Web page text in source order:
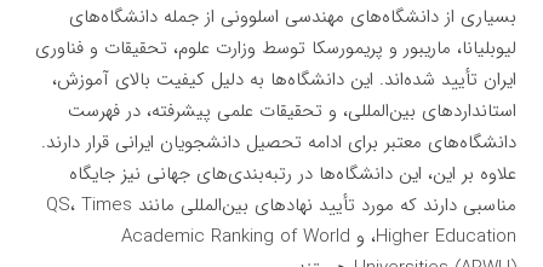
بسیاری از دانشگاه‌های مهندسی اسلوونی از جمله دانشگاه‌های
لیوبلیانا، ماریبور و پریمورسکا توسط وزارت علوم، تحقیقات و فناوری
ایران تأیید شده‌اند. این دانشگاه‌ها به دلیل کیفیت بالای آموزش،
استانداردهای بین‌المللی، و تحقیقات علمی پیشرفته، در فهرست
دانشگاه‌های معتبر برای ادامه تحصیل دانشجویان ایرانی قرار دارند.
علاوه بر این، این دانشگاه‌ها در رتبه‌بندی‌های جهانی نیز جایگاه
مناسبی دارند که مورد تأیید نهادهای بین‌المللی مانند QS، Times
Higher Education، و Academic Ranking of World